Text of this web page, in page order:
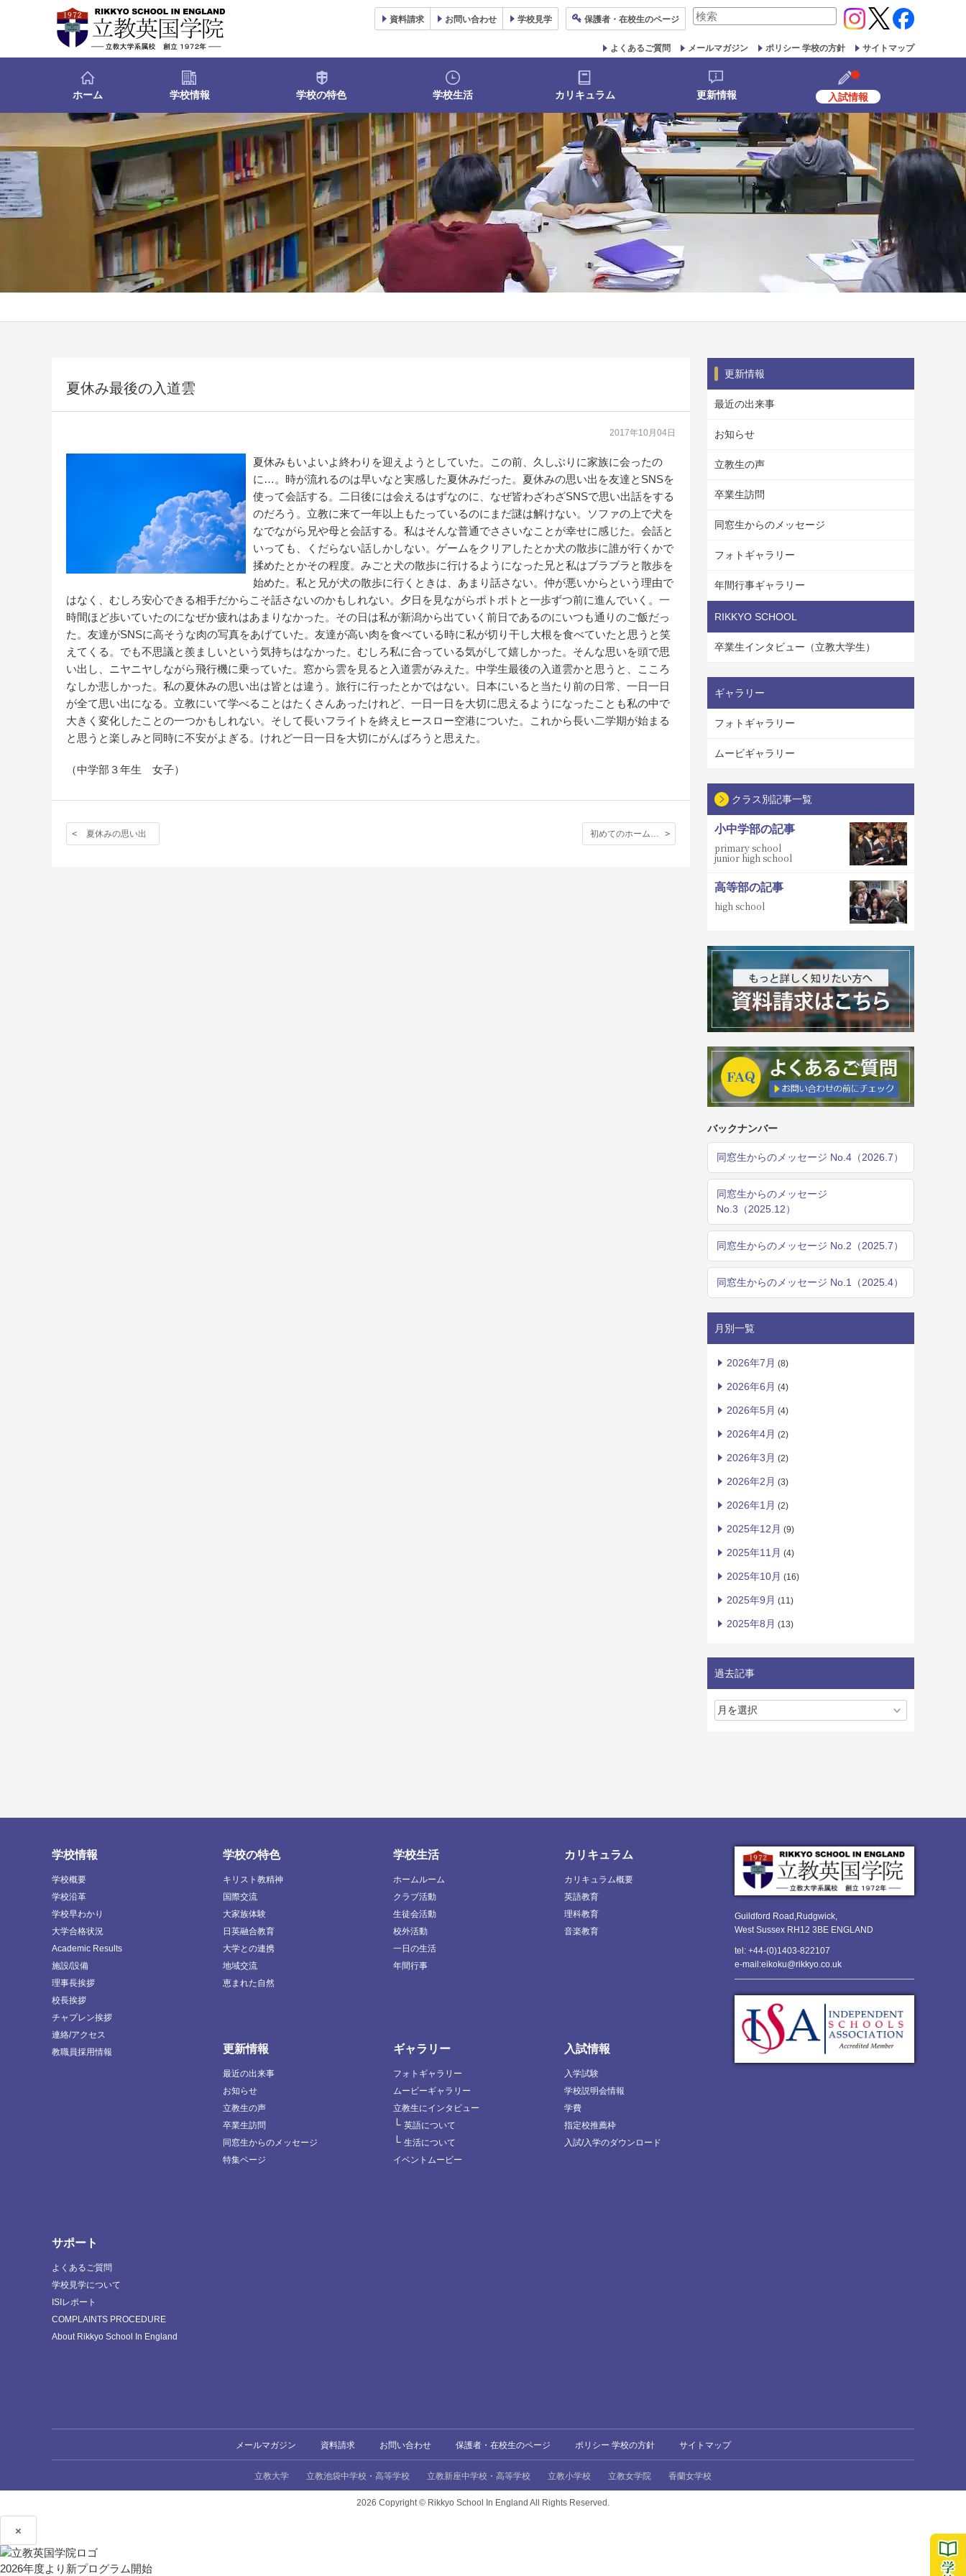
資料請求 お問い合わせ 学校見学 保護者 ・在校生のページ
検
対
象:
よくあるご質問 メールマガジン ポリシー 学校の方針 サイトマップ
ホーム 学校情報 学校の特色 学校生活 カリキュラム 更新情報 入試情報
夏休み最後の入道雲
2017年10月04日
夏休みもいよいよ終わりを迎えようとしていた。この前、久しぶりに家族に会ったの
に…。時が流れるのは早いなと実感した夏休みだった。夏休みの思い出を友達とSNSを
使って会話する。二日後には会えるはずなのに、なぜ皆わざわざSNSで思い出話をする
のだろう。立教に来て一年以上もたっているのにまだ謎は解けない。ソファの上で犬を
なでながら兄や母と会話する。私はそんな普通でささいなことが幸せに感じた。会話と
いっても、くだらない話しかしない。ゲームをクリアしたとか犬の散歩に誰が行くかで
揉めたとかその程度。みごと犬の散歩に行けるようになった兄と私はブラブラと散歩を
始めた。私と兄が犬の散歩に行くときは、あまり話さない。仲が悪いからという理由で
はなく、むしろ安心できる相手だからこそ話さないのかもしれない。夕日を見ながらポトポトと一歩ずつ前に進んでいく。一
時間ほど歩いていたのになぜか疲れはあまりなかった。その日は私が新潟から出ていく前日であるのにいつも通りのご飯だっ
た。友達がSNSに高そうな肉の写真をあげていた。友達が高い肉を食べている時に私が切り干し大根を食べていたと思うと笑
えてくる。でも不思議と羨ましいという気持ちはなかった。むしろ私に合っている気がして嬉しかった。そんな思いを頭で思
い出し、ニヤニヤしながら飛行機に乗っていた。窓から雲を見ると入道雲がみえた。中学生最後の入道雲かと思うと、こころ
なしか悲しかった。私の夏休みの思い出は皆とは違う。旅行に行ったとかではない。日本にいると当たり前の日常、一日一日
が全て思い出になる。立教にいて学べることはたくさんあったけれど、一日一日を大切に思えるようになったことも私の中で
大きく変化したことの一つかもしれない。そして長いフライトを終えヒースロー空港についた。これから長い二学期が始まる
と思うと楽しみと同時に不安がよぎる。けれど一日一日を大切にがんばろうと思えた。
（中学部３年生 女子）
夏休みの思い出 初めてのホームステイ
更新情報
最近の出来事
お知らせ
立教生の声
卒業生訪問
同窓生からのメッセージ
フォトギャラリー
年間行事ギャラリー
RIKKYO SCHOOL
卒業生インタビュー（立教大学生）
ギャラリー
フォトギャラリー
ムービギャラリー
クラス別記事一覧
小中学部の記事
primary school
junior high school
高等部の記事
high school
バックナンバー
同窓生からのメッセージ No.4（2026.7）
同窓生からのメッセージ
No.3（2025.12）
同窓生からのメッセージ No.2（2025.7）
同窓生からのメッセージ No.1（2025.4）
月別一覧
2026年7月 (8)
2026年6月 (4)
2026年5月 (4)
2026年4月 (2)
2026年3月 (2)
2026年2月 (3)
2026年1月 (2)
2025年12月 (9)
2025年11月 (4)
2025年10月 (16)
2025年9月 (11)
2025年8月 (13)
過去記事
Guildford Road,Rudgwick,
West Sussex RH12 3BE ENGLAND
tel: +44-(0)1403-822107
e-mail:eikoku@rikkyo.co.uk
学校情報
学校概要
学校沿革
学校早わかり
大学合格状況
Academic Results
施設/設備
理事長挨拶
校長挨拶
チャプレン挨拶
連絡/アクセス
教職員採用情報
学校の特色
キリスト教精神
国際交流
大家族体験
日英融合教育
大学との連携
地域交流
恵まれた自然
学校生活
ホームルーム
クラブ活動
生徒会活動
校外活動
一日の生活
年間行事
カリキュラム
カリキュラム概要
英語教育
理科教育
音楽教育
更新情報
最近の出来事
お知らせ
立教生の声
卒業生訪問
同窓生からのメッセージ
特集ページ
ギャラリー
フォトギャラリー
ムービーギャラリー
立教生にインタビュー
└ 英語について
└ 生活について
イベントムービー
入試情報
入学試験
学校説明会情報
学費
指定校推薦枠
入試/入学のダウンロード
サポート
よくあるご質問
学校見学について
ISIレポート
COMPLAINTS PROCEDURE
About Rikkyo School In England
メールマガジン 資料請求 お問い合わせ 保護者・在校生のページ ポリシー 学校の方針 サイトマップ
立教大学 立教池袋中学校・高等学校 立教新座中学校・高等学校 立教小学校 立教女学院 香蘭女学校
2026 Copyright © Rikkyo School In England All Rights Reserved.
×
2026年度より新プログラム開始